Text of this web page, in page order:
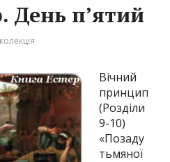
День п’ятий
Вічний
принцип
(Розділи
9-10)
«Позаду
тьмяної